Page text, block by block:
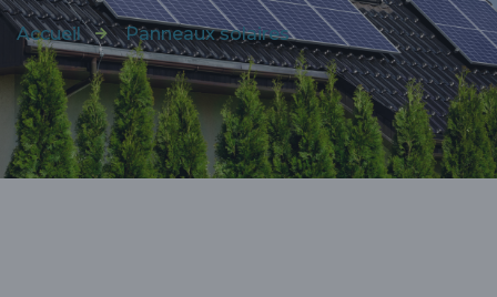
Accueil Panneaux solaires